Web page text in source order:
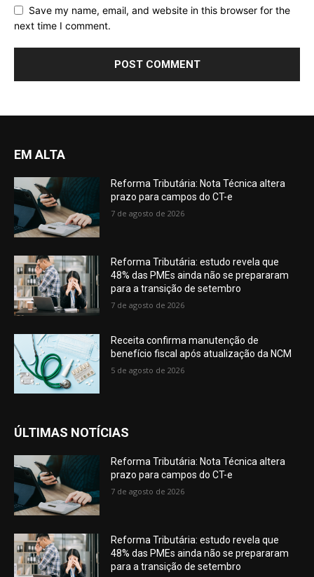
Save my name, email, and website in this browser for the
next time I comment.
EM ALTA
Reforma Tributária: Nota Técnica altera
prazo para campos do CT-e
7 de agosto de 2026
Reforma Tributária: estudo revela que
48% das PMEs ainda não se prepararam
para a transição de setembro
7 de agosto de 2026
Receita confirma manutenção de
benefício fiscal após atualização da NCM
5 de agosto de 2026
ÚLTIMAS NOTÍCIAS
Reforma Tributária: Nota Técnica altera
prazo para campos do CT-e
7 de agosto de 2026
Reforma Tributária: estudo revela que
48% das PMEs ainda não se prepararam
para a transição de setembro